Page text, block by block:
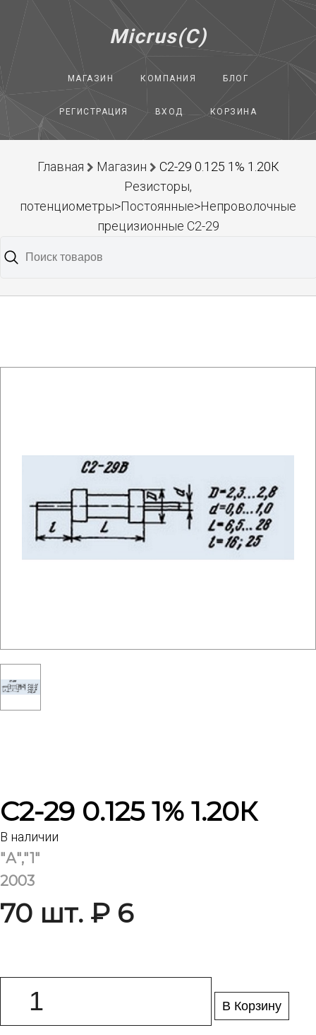
Micrus(C)
МАГАЗИН КОМПАНИЯ БЛОГ
РЕГИСТРАЦИЯ ВХОД КОРЗИНА
Главная Магазин
С2-29 0.125 1% 1.20К
Резисторы,
потенциометры>Постоянные>Непроволочные
прецизионные С2-29
С2-29 0.125 1% 1.20К
В наличии
"А","1"
2003
70 шт. ₽ 6
В Корзину